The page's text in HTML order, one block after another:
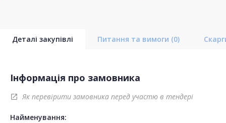
Деталі закупівлі Питання та вимоги (0)
Інформація про замовника
open_in_new Як перевірити замовника перед участю в тендері
Найменування: